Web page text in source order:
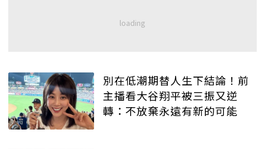
別在低潮期替人生下結論！前
主播看大谷翔平被三振又逆
轉：不放棄永遠有新的可能